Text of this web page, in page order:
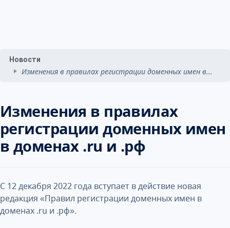
Новости
Изменения в правилах регистрации доменных имен в...
Изменения в правилах
регистрации доменных имен
в доменах .ru и .рф
С 12 декабря 2022 года вступает в действие новая
редакция «Правил регистрации доменных имен в
доменах .ru и .рф».